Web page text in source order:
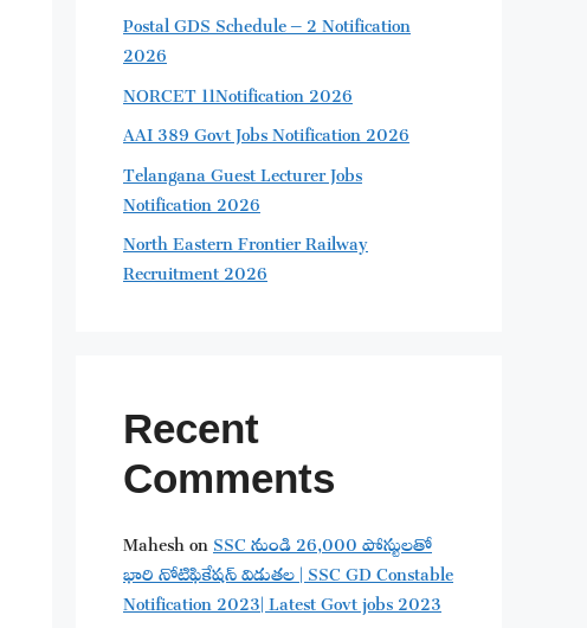
Postal GDS Schedule – 2 Notification
2026
NORCET 11Notification 2026
AAI 389 Govt Jobs Notification 2026
Telangana Guest Lecturer Jobs
Notification 2026
North Eastern Frontier Railway
Recruitment 2026
Recent
Comments
MaheshonSSC నుండి 26,000 పోస్టులతో
భారి నోటిఫికేషన్ విడుతల | SSC GD Constable
Notification 2023| Latest Govt jobs 2023